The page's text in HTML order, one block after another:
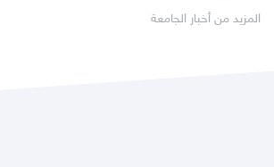
المزيد من أخبار الجامعة